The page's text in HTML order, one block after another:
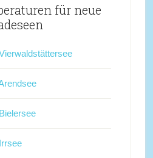
für neue